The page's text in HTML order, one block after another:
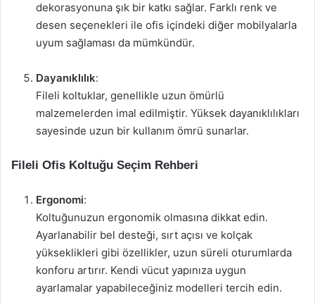
dekorasyonuna şık bir katkı sağlar. Farklı renk ve
desen seçenekleri ile ofis içindeki diğer mobilyalarla
uyum sağlaması da mümkündür.
Dayanıklılık:
Fileli koltuklar, genellikle uzun ömürlü
malzemelerden imal edilmiştir. Yüksek dayanıklılıkları
sayesinde uzun bir kullanım ömrü sunarlar.
Fileli Ofis Koltuğu Seçim Rehberi
Ergonomi:
Koltuğunuzun ergonomik olmasına dikkat edin.
Ayarlanabilir bel desteği, sırt açısı ve kolçak
yükseklikleri gibi özellikler, uzun süreli oturumlarda
konforu artırır. Kendi vücut yapınıza uygun
ayarlamalar yapabileceğiniz modelleri tercih edin.